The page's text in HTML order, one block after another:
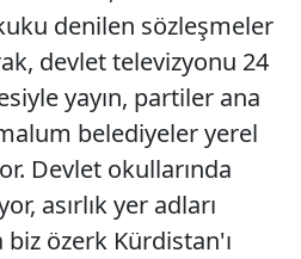
denilen sözleşmeler
devlet televizyonu 24
yayın, partiler ana
belediyeler yerel
Devlet okullarında
asırlık yer adları
özerk Kürdistan'ı